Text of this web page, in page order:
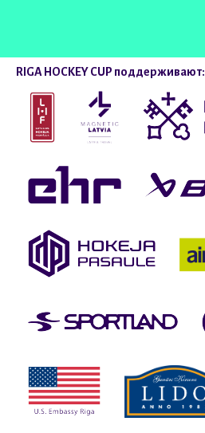
RIGA HOCKEY CUP поддерживают: